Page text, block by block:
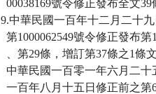
00038169號令修正發布全文39
9.中華民國一百年十二月二十
第1000062549號令修正發布
、第29條，增訂第37條之1條
中華民國一百零一年六月二十
一百年八月十五日修正前之